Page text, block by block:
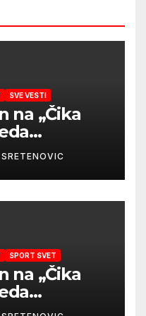
SVE VESTI
na „Čika
SPORT SVET
na „Čika